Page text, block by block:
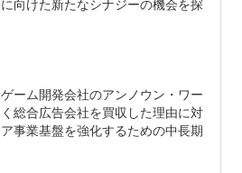
ーム開発会社のアンノウン・ワー
総合広告会社を買収した理由に対
事業基盤を強化するための中長期